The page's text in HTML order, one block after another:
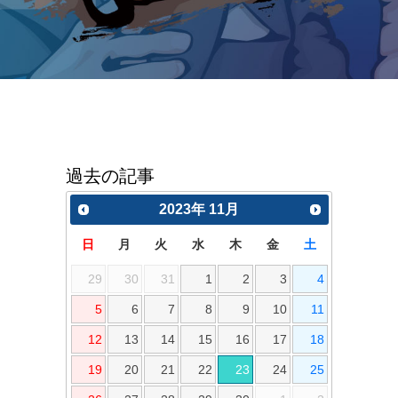
過去の記事
2023年 11月
日 月 火 水 木 金 土
29 30 31 1 2 3 4
5 6 7 8 9 10 11
12 13 14 15 16 17 18
19 20 21 22 23 24 25